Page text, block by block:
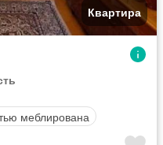
Квартира
меблирована